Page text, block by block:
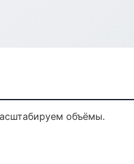
объёмы.